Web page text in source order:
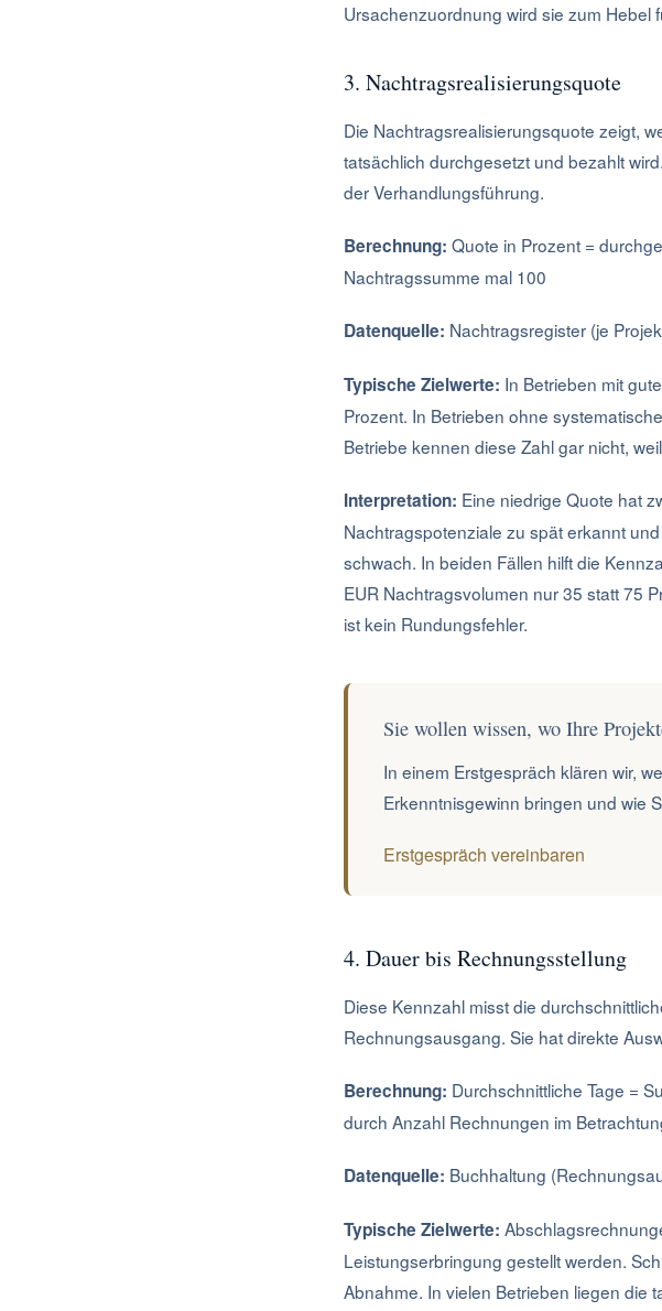
Ursachenzuordnung wird sie zum Hebel
3. Nachtragsrealisierungsquote
Die Nachtragsrealisierungsquote zeigt,
tatsächlich durchgesetzt und bezahlt
der Verhandlungsführung.
Berechnung: Quote in Prozent =
Nachtragssumme mal 100
Datenquelle: Nachtragsregister (je
Typische Zielwerte: In Betrieben mit
Prozent. In Betrieben ohne
Betriebe kennen diese Zahl gar nicht,
Interpretation: Eine niedrige Quote hat
Nachtragspotenziale zu spät erkannt
schwach. In beiden Fällen hilft die
EUR Nachtragsvolumen nur 35 statt 75
ist kein Rundungsfehler.
Sie wollen wissen, wo Ihre
In einem Erstgespräch klären wir,
Erkenntnisgewinn bringen und wie
Erstgespräch vereinbaren
4. Dauer bis Rechnungsstellung
Diese Kennzahl misst die
Rechnungsausgang. Sie hat direkte
Berechnung: Durchschnittliche Tage =
durch Anzahl Rechnungen im
Datenquelle: Buchhaltung
Typische Zielwerte:
Leistungserbringung gestellt werden.
Abnahme. In vielen Betrieben liegen die